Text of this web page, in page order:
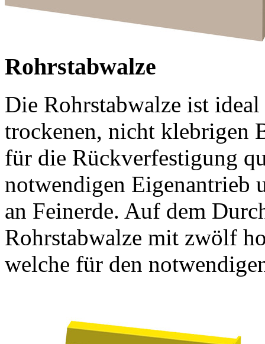
Rohrstabwalze
Die Rohrstabwalze ist
trockenen, nicht klebrigen
für die Rückverfestigung
notwendigen Eigenantrieb
an Feinerde. Auf dem
Rohrstabwalze mit zwölf
welche für den